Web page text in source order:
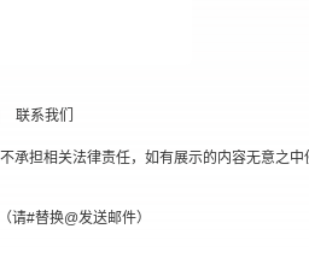
联系我们
担相关法律责任，如有展示的内容无意之中
请#替换@发送邮件）